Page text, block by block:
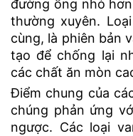
đường ống nhỏ
thường xuyên.
cùng, là phiên bản
tạo để chống lại
các chất ăn mòn
Điểm chung của
chúng phản ứng
ngược. Các loại